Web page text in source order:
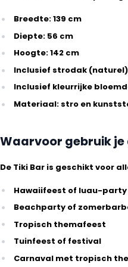
Breedte: 139 cm
Diepte: 56 cm
Hoogte: 142 cm
Inclusief strodak (naturel)
Inclusief kleurrijke
Materiaal: stro en
Waarvoor gebruik je
De Tiki Bar is geschikt voor
Hawaiifeest of luau-party
Beachparty of
Tropisch themafeest
Tuinfeest of festival
Carnaval met tropisch